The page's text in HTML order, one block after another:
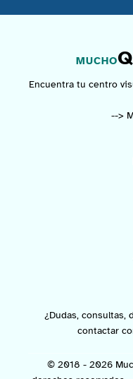
MUCHO
Encuentra tu centro
-->
¿Dudas, consultas,
contactar
© 2018 - 2026